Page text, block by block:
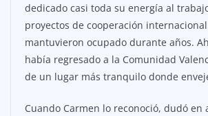
dedicado casi toda su energía al
proyectos de cooperación
mantuvieron ocupado durante años.
había regresado a la Comunidad
de un lugar más tranquilo donde
Cuando Carmen lo reconoció, dudó en